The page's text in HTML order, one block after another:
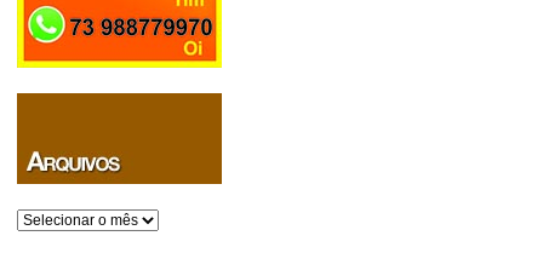
Arquivos